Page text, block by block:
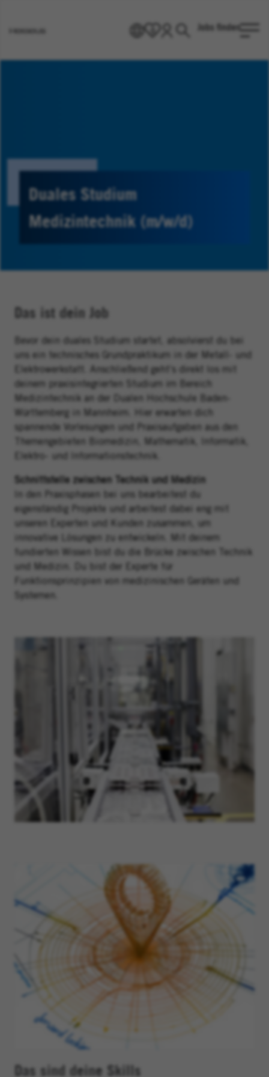
Heraeus
Jobs finden
Duales Studium
Medizintechnik (m/w/d)
Das ist dein Job
Bevor dein duales Studium startet, absolvierst du bei
uns ein technisches Grundpraktikum in der Metall- und
Elektrowerkstatt. Anschließend geht’s direkt los mit
deinem praxisintegrierten Studium im Bereich
Medizintechnik an der Dualen Hochschule Baden-
Württemberg in Mannheim. Hier erwarten dich
spannende Vorlesungen und Praxisaufgaben aus den
Themengebieten Biomedizin, Mathematik, Informatik,
Elektro- und Informationstechnik.
Schnittstelle zwischen Technik und Medizin
In den Praxisphasen bei uns bearbeitest du
eigenständig Projekte und arbeitest dabei eng mit
unseren Experten und Kunden zusammen, um
innovative Lösungen zu entwickeln.
Mit deinem
fundierten Wissen bist du die Brücke zwischen Technik
und Medizin. Du bist der Experte für
Funktionsprinzipien von medizinischen Geräten und
Systemen.
Das sind deine Skills